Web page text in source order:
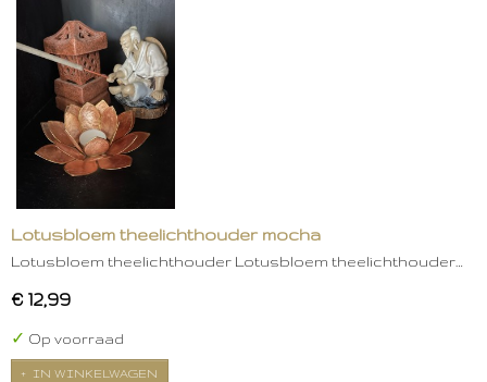
Lotusbloem theelichthouder mocha
Lotusbloem theelichthouder Lotusbloem theelichthouder…
€ 12,99
✓ Op voorraad
IN WINKELWAGEN